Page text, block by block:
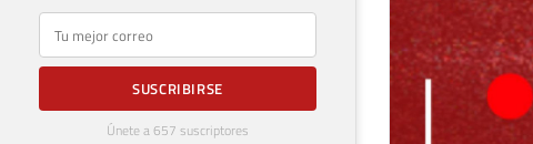
E-mail
SUSCRIBIRSE
Únete a 657 suscriptores